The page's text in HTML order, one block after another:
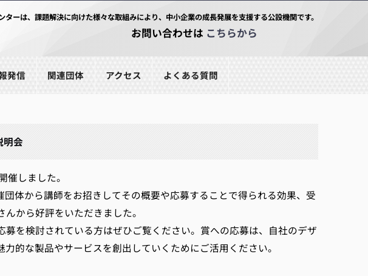
ターは、課題解決に向けた様々な取組みにより、中小企業の成長発展を支援する公設機関です。
お問い合わせは こちらから
発信 関連団体 アクセス よくある質問
明会
しました。
体から講師をお招きしてその概要や応募することで得られる効果、受
から好評をいただきました。
を検討されている方はぜひご覧ください。賞への応募は、自社のデザ
的な製品やサービスを創出していくためにご活用ください。